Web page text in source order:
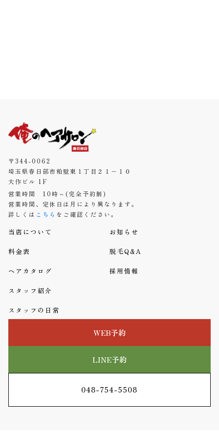
〒344-0062
埼玉県春日部市粕壁東１丁目２１−１０
大作ビル 1F
営業時間 10時～(完全予約制)
営業時間、定休日は月により異なります。
詳しくは こちら をご確認ください。
当店について
料金表
ヘアカタログ
スタッフ紹介
スタッフの日常
お知らせ
脱毛Q&A
採用情報
WEB予約
LINE予約
048-754-5508